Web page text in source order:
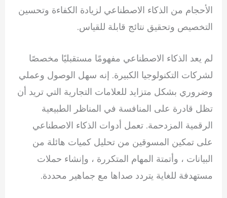
الأحجام من الذكاء الاصطناعي لزيادة الكفاءة وتحسين
التخصيص وتحقيق نتائج قابلة للقياس.
لم يعد الذكاء الاصطناعي مفهومًا مستقبليًا مخصصًا
لشركات التكنولوجيا الكبيرة. إنه سهل الوصول وعملي
وضروري بشكل متزايد للعلامات التجارية التي تريد أن
تظل قادرة على المنافسة في المناظر الطبيعية
الرقمية المزدحمة. تعمل أدوات الذكاء الاصطناعي
على تمكين المسوقين من تحليل كميات هائلة من
البيانات ، وأتمتة المهام المتكررة ، وإنشاء حملات
مستهدفة للغاية يتردد صداها مع جماهير محددة.